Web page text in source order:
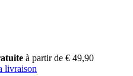
à partir de € 49,90
livraison